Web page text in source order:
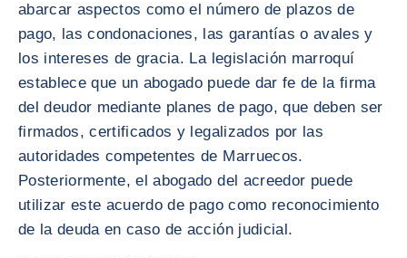
abarcar aspectos como el número de plazos de
pago, las condonaciones, las garantías o avales y
los intereses de gracia. La legislación marroquí
establece que un abogado puede dar fe de la firma
del deudor mediante planes de pago, que deben ser
firmados, certificados y legalizados por las
autoridades competentes de Marruecos.
Posteriormente, el abogado del acreedor puede
utilizar este acuerdo de pago como reconocimiento
de la deuda en caso de acción judicial.